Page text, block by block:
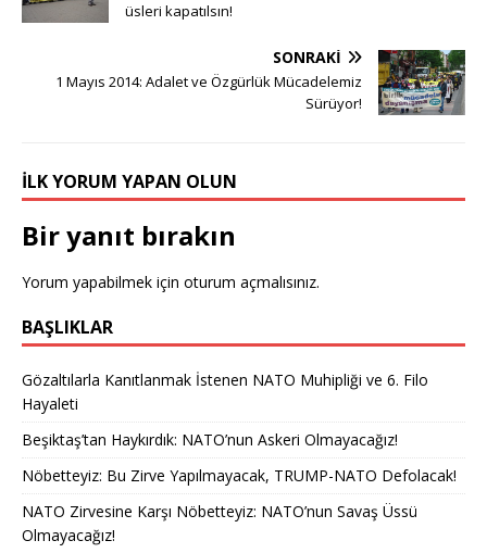
üsleri kapatılsın!
SONRAKI
1 Mayıs 2014: Adalet ve Özgürlük Mücadelemiz
Sürüyor!
İLK YORUM YAPAN OLUN
Bir yanıt bırakın
Yorum yapabilmek için oturum açmalısınız.
BAŞLIKLAR
Gözaltılarla Kanıtlanmak İstenen NATO Muhipliği ve 6. Filo
Hayaleti
Beşiktaş’tan Haykırdık: NATO’nun Askeri Olmayacağız!
Nöbetteyiz: Bu Zirve Yapılmayacak, TRUMP-NATO Defolacak!
NATO Zirvesine Karşı Nöbetteyiz: NATO’nun Savaş Üssü
Olmayacağız!